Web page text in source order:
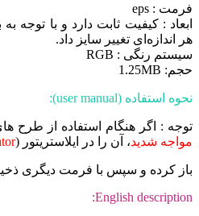
فرمت : eps
ابعاد : کیفیت ثابت دارد و با توجه
هر اندازه‌ای تغییر سایز داد.
سیستم رنگی : RGB
حجم: 1.25MB
نحوه استفاده (user manual):
توجه : اگر هنگام استفاده از طرح
مواجه شدید، آن را در ایلاستریتور (
باز کرده و سپس با فرمت دیگری
English description: